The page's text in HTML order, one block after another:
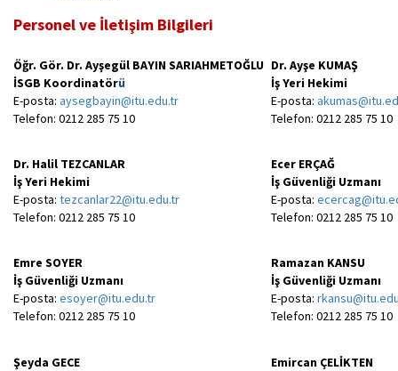
Personel ve İletişim Bilgileri
Öğr. Gör. Dr. Ayşegül BAYIN SARIAHMETOĞLU
İSGB Koordinatörü
E-posta: aysegbayin@itu.edu.tr
Telefon: 0212 285 75 10
Dr. Ayşe KUMAŞ
İş Yeri Hekimi
E-posta:
Telefon: 0212 285 75 10
Dr. Halil TEZCANLAR
İş Yeri Hekimi
E-posta: tezcanlar22@itu.edu.tr
Telefon: 0212 285 75 10
Ecer ERÇAĞ
İş Güvenliği Uzmanı
E-posta:
Telefon: 0212 285 75 10
Emre SOYER
İş Güvenliği Uzmanı
E-posta: esoyer@itu.edu.tr
Telefon: 0212 285 75 10
Ramazan KANSU
İş Güvenliği Uzmanı
E-posta:
Telefon: 0212 285 75 10
Şeyda GECE
Emircan ÇELİKTEN